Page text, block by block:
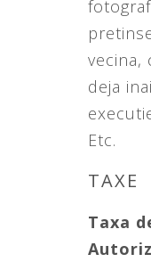
vecina,
deja
Etc.
TAXE
Taxa